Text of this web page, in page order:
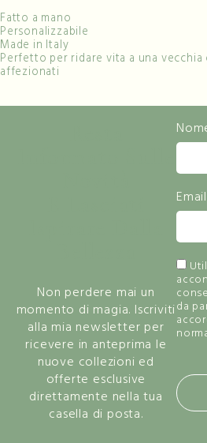
Fatto a mano
Personalizzabile
Made in Italy
Perfetto per ridare vita a una vecchia
affezionati
Non perdere mai un
momento di magia. Iscriviti
alla mia newsletter per
ricevere in anteprima le
nuove collezioni ed
offerte esclusive
direttamente nella tua
casella di posta.
Email
da